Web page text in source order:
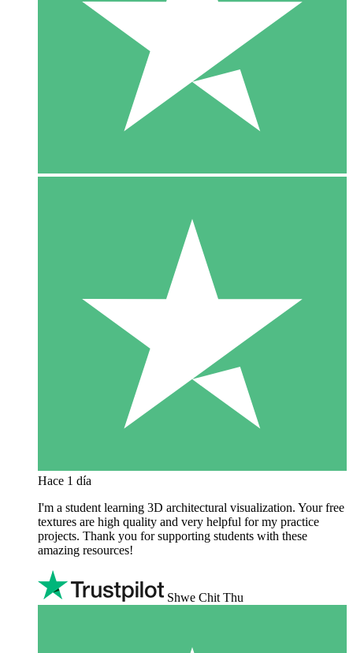
Hace 1 día
I'm a student learning 3D architectural visualization. Your free
textures are high quality and very helpful for my practice
projects. Thank you for supporting students with these
amazing resources!
Shwe Chit Thu